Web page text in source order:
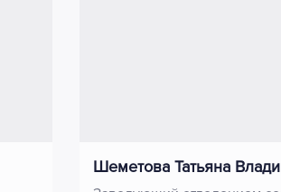
Шеметова Татьяна